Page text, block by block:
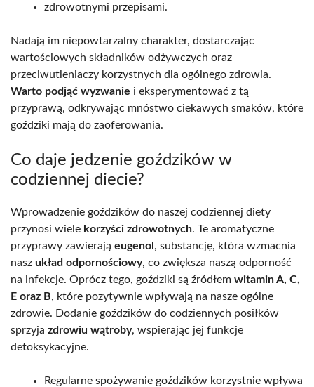
zdrowotnymi przepisami.
Nadają im niepowtarzalny charakter, dostarczając
wartościowych składników odżywczych oraz
przeciwutleniaczy korzystnych dla ogólnego zdrowia.
Warto podjąć wyzwanie i eksperymentować z tą
przyprawą, odkrywając mnóstwo ciekawych smaków, które
goździki mają do zaoferowania.
Co daje jedzenie goździków w
codziennej diecie?
Wprowadzenie goździków do naszej codziennej diety
przynosi wiele korzyści zdrowotnych. Te aromatyczne
przyprawy zawierają eugenol , substancję, która wzmacnia
nasz układ odpornościowy, co zwiększa naszą odporność
na infekcje. Oprócz tego, goździki są źródłem witamin A, C,
E oraz B, które pozytywnie wpływają na nasze ogólne
zdrowie. Dodanie goździków do codziennych posiłków
sprzyja zdrowiu wątroby, wspierając jej funkcje
detoksykacyjne.
Regularne spożywanie goździków korzystnie wpływa